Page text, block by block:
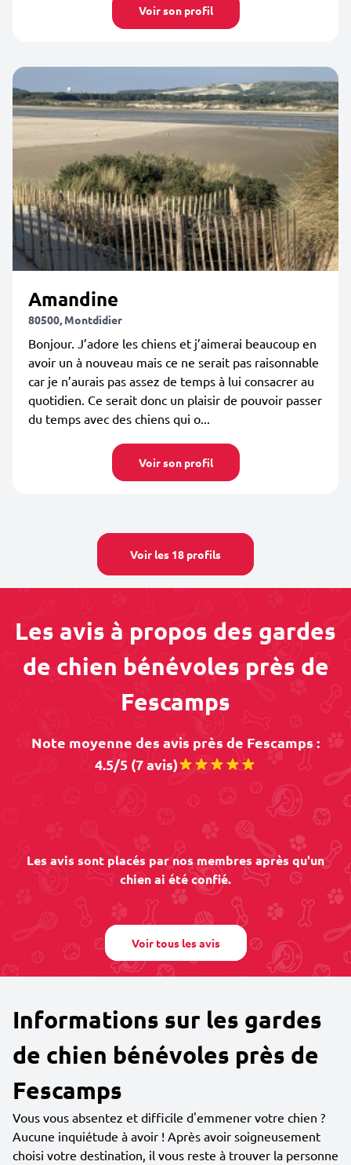
Voir son profil
Amandine
80500, Montdidier
Bonjour. J’adore les chiens et j’aimerai beaucoup en
avoir un à nouveau mais ce ne serait pas raisonnable
car je n’aurais pas assez de temps à lui consacrer au
quotidien. Ce serait donc un plaisir de pouvoir passer
du temps avec des chiens qui o...
Voir son profil
Voir les 18 profils
Les avis à propos des gardes
de chien bénévoles près de
Fescamps
Note moyenne des avis près de Fescamps :
4.5/5 (7 avis)
Les avis sont placés par nos membres après qu'un
chien ai été confié.
Voir tous les avis
Informations sur les gardes
de chien bénévoles près de
Fescamps
Vous vous absentez et difficile d'emmener votre chien ?
Aucune inquiétude à avoir ! Après avoir soigneusement
choisi votre destination, il vous reste à trouver la personne